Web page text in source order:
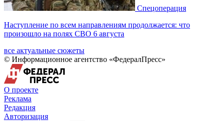
Спецоперация
Наступление по всем направлениям продолжается: что
произошло на полях СВО 6 августа
все актуальные сюжеты
© Информационное агентство «ФедералПресс»
О проекте
Реклама
Редакция
Авторизация